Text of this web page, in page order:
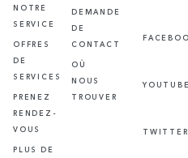
NOTRE
SERVICE
OFFRES
DE
SERVICES
PRENEZ
RENDEZ-
VOUS
PLUS DE
DEMANDE
DE
CONTACT
OÙ
NOUS
TROUVER
TWITTER